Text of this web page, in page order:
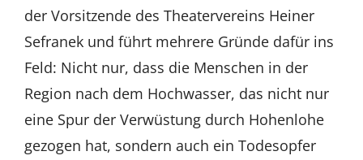
der Vorsitzende des Theatervereins Heiner
Sefranek und führt mehrere Gründe dafür ins
Feld: Nicht nur, dass die Menschen in der
Region nach dem Hochwasser, das nicht nur
eine Spur der Verwüstung durch Hohenlohe
gezogen hat, sondern auch ein Todesopfer